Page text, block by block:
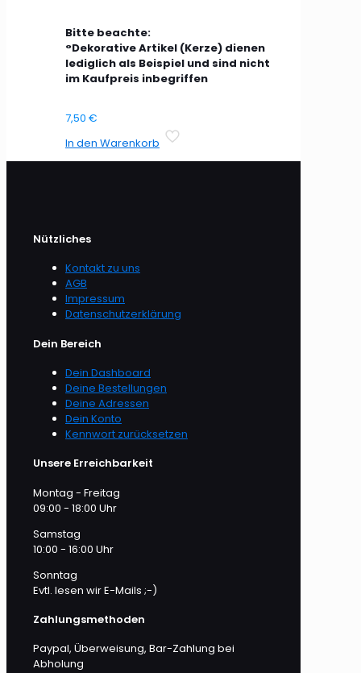
Bitte beachte:
°Dekorative Artikel (Kerze) dienen
lediglich als Beispiel und sind nicht
im Kaufpreis inbegriffen
7,50 €
In den Warenkorb
Nützliches
Kontakt zu uns
AGB
Impressum
Datenschutzerklärung
Dein Bereich
Dein Dashboard
Deine Bestellungen
Deine Adressen
Dein Konto
Kennwort zurücksetzen
Unsere Erreichbarkeit
Montag - Freitag
09:00 - 18:00 Uhr
Samstag
10:00 - 16:00 Uhr
Sonntag
Evtl. lesen wir E-Mails ;-)
Zahlungsmethoden
Paypal, Überweisung, Bar-Zahlung bei
Abholung